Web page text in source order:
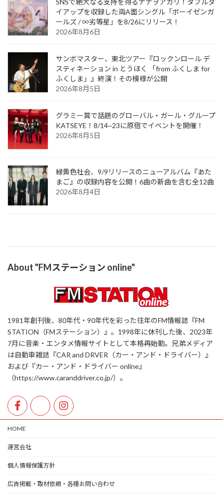
イアップを収録した両A面シングル「ボーイゼンガ
ールズ / ∞劣等星」を8/26にリリース！
2026年8月6日
サンボマスター、東北ツアー『ロックンロール デ
スティネーション in とうほく 「from ふくしま for
ふくしま」』終演！その模様が公開
2026年8月5日
グラミー賞で話題のグローバル・ガール・グループ
KATSEYE！8/14~23に原宿でイベントを開催！
2026年8月5日
緑黄色社会、9/9リリースのニューアルバム『あた
まご』の収録内容を公開！6曲の新曲を含む全12曲
2026年8月4日
About "FMステーション online"
1981年創刊後、80年代・90年代を彩った往年のFM情報誌『FM
STATION（FMステーション）』。1998年に休刊した後、2023年
7月に音楽・エンタメ情報サイトとして本格再始動。兄弟メディア
は自動車雑誌『CAR and DRVER（カー・アンド・ドライバー）』
および『カー・アンド・ドライバー online』
（https://www.caranddriver.co.jp/）。
HOME
運営会社
個人情報保護方針
広告掲載・取材依頼・各種お問い合わせ